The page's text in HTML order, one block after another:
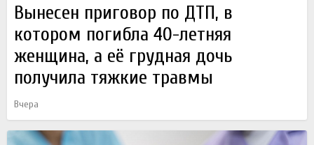
Вынесен приговор по ДТП, в
котором погибла 40-летняя
женщина, а её грудная дочь
получила тяжкие травмы
Вчера